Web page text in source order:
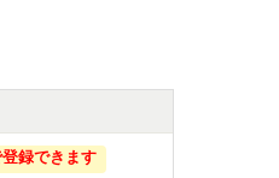
録できます